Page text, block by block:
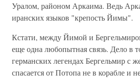
Уралом, районом Аркаима. Ведь
иранских языков "крепость Йимы".
Кстати, между Йимой и
еще одна любопытная связь. Дело в
германских легендах Бергельмир с
спасается от Потопа не в корабле и